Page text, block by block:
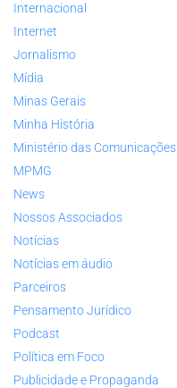
Internacional
Internet
Jornalismo
Mídia
Minas Gerais
Minha História
Ministério das Comunicações
MPMG
News
Nossos Associados
Notícias
Notícias em áudio
Parceiros
Pensamento Jurídico
Podcast
Política em Foco
Publicidade e Propaganda